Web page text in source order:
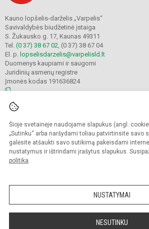
Šioje svetainėje naudojame slapukus (angl.
„Sutinku“ arba naršydami toliau patvirtinsite savo
galėsite atšaukti savo sutikimą pakeisdami
nustatymus ir ištrindami įrašytus slapukus.
politika.
NUSTATYMAI
NESUTINKU
Kauno lopšelis-darželis „Varpelis“
Savivaldybės biudžetinė įstaiga
S. Žukausko g. 17, Kaunas 49311
Tel. (0 37) 38 67 02 , (0 37) 38 67 04
El. p. lopselisdarzelis@varpelisld.lt
Duomenys kaupiami ir saugomi
Juridinių asmenų registre
Įmonės kodas 191636824
Kopijuoti turinį be raštiško įstaigos administracijos
Prieinamumo paraiška Slapukų
Sumanus būdas atnaujinti